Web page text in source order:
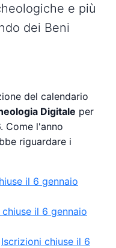
e più
dei Beni
del calendario
Digitale per
Come l'anno
riguardare i
il 6 gennaio
il 6 gennaio
Iscrizioni chiuse il 6